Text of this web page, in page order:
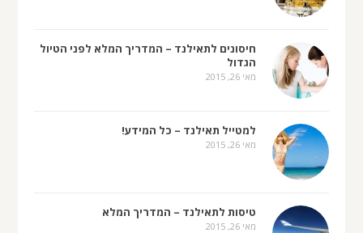
חיסונים לתאילנד – המדריך המלא לפני הטיול
הגדול
מאי 26, 2015
למטייל תאילנד – כל המידע!
מאי 26, 2015
טיסות לתאילנד – המדריך המלא
מאי 26, 2015